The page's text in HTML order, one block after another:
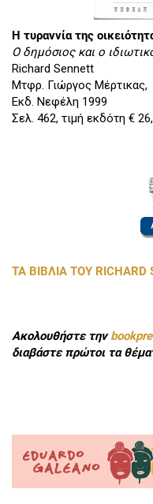
Η τυραννία της
Ο δημόσιος και ο
Richard Sennett
Μτφρ. Γιώργος Μέρτικας,
Εκδ. Νεφέλη 1999
Σελ. 462, τιμή εκδότη €
ΤΑ ΒΙΒΛΙΑ ΤΟΥ RICHARD
Ακολουθήστε την
διαβάστε πρώτοι τα